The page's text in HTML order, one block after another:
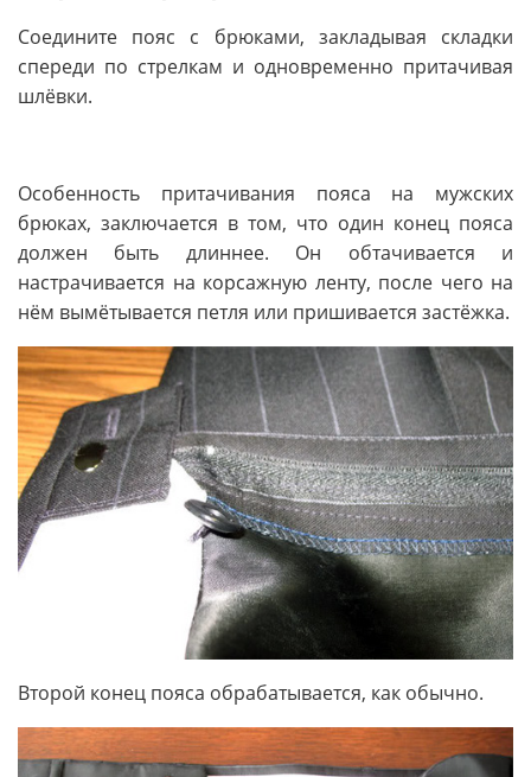
Соедините пояс с брюками, закладывая складки
спереди по стрелкам и одновременно притачивая
шлёвки.
Особенность притачивания пояса на мужских
брюках, заключается в том, что один конец пояса
должен быть длиннее. Он обтачивается и
настрачивается на корсажную ленту, после чего на
нём вымётывается петля или пришивается застёжка.
Второй конец пояса обрабатывается, как обычно.